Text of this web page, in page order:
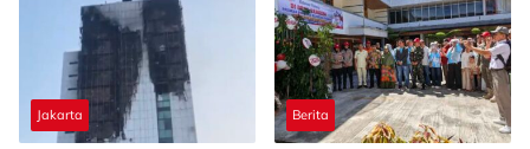
Jakarta Berita